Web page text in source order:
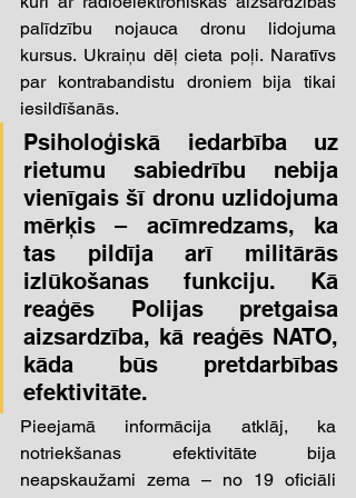
palīdzību nojauca dronu lidojuma
kursus. Ukraiņu dēļ cieta poļi. Naratīvs
par kontrabandistu droniem bija tikai
iesildīšanās.
Psiholoģiskā iedarbība uz
rietumu sabiedrību nebija
vienīgais šī dronu uzlidojuma
mērķis – acīmredzams, ka
tas pildīja arī militārās
izlūkošanas funkciju. Kā
reaģēs Polijas pretgaisa
aizsardzība, kā reaģēs NATO,
kāda būs pretdarbības
efektivitāte.
Pieejamā informācija atklāj, ka
notriekšanas efektivitāte bija
neapskaužami zema – no 19 oficiāli